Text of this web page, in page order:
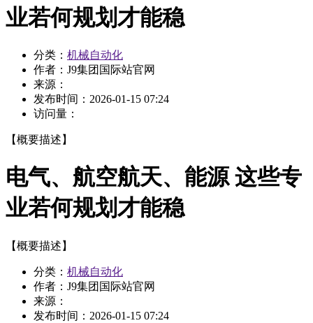
业若何规划才能稳
分类： 机械自动化
作者：J9集团国际站官网
来源：
发布时间： 2026-01-15 07:24
访问量：
【概要描述】
电气、航空航天、能源 这些专
业若何规划才能稳
【概要描述】
分类： 机械自动化
作者：J9集团国际站官网
来源：
发布时间： 2026-01-15 07:24